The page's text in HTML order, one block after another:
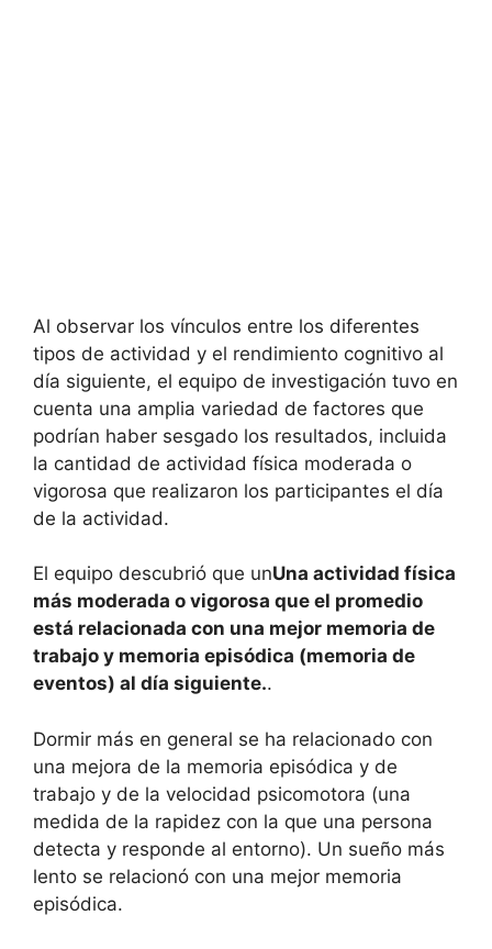
Al observar los vínculos entre los diferentes
tipos de actividad y el rendimiento cognitivo al
día siguiente, el equipo de investigación tuvo en
cuenta una amplia variedad de factores que
podrían haber sesgado los resultados, incluida
la cantidad de actividad física moderada o
vigorosa que realizaron los participantes el día
de la actividad.
El equipo descubrió que unUna actividad física
más moderada o vigorosa que el promedio
está relacionada con una mejor memoria de
trabajo y memoria episódica (memoria de
eventos) al día siguiente..
Dormir más en general se ha relacionado con
una mejora de la memoria episódica y de
trabajo y de la velocidad psicomotora (una
medida de la rapidez con la que una persona
detecta y responde al entorno). Un sueño más
lento se relacionó con una mejor memoria
episódica.